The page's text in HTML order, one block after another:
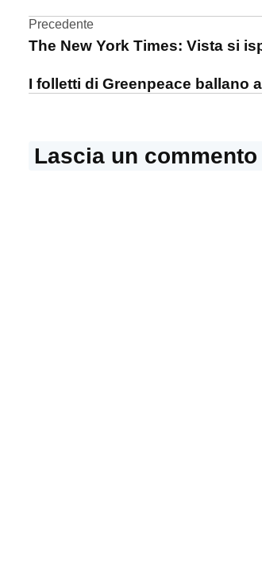
Navigazione
Precedente
The New York Times: Vista si
I folletti di Greenpeace ballano
Lascia un commento